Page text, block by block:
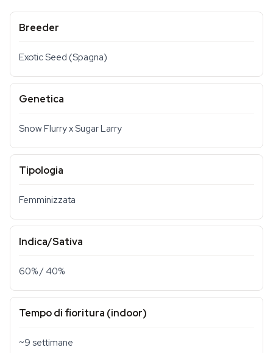
Breeder
Exotic Seed (Spagna)
Genetica
Snow Flurry x Sugar Larry
Tipologia
Femminizzata
Indica/Sativa
60% / 40%
Tempo di fioritura (indoor)
~9 settimane